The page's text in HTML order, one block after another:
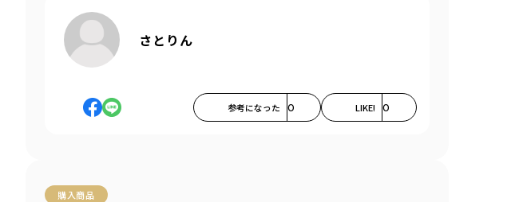
さとりん
参考になった 0 LIKE! 0
購入商品